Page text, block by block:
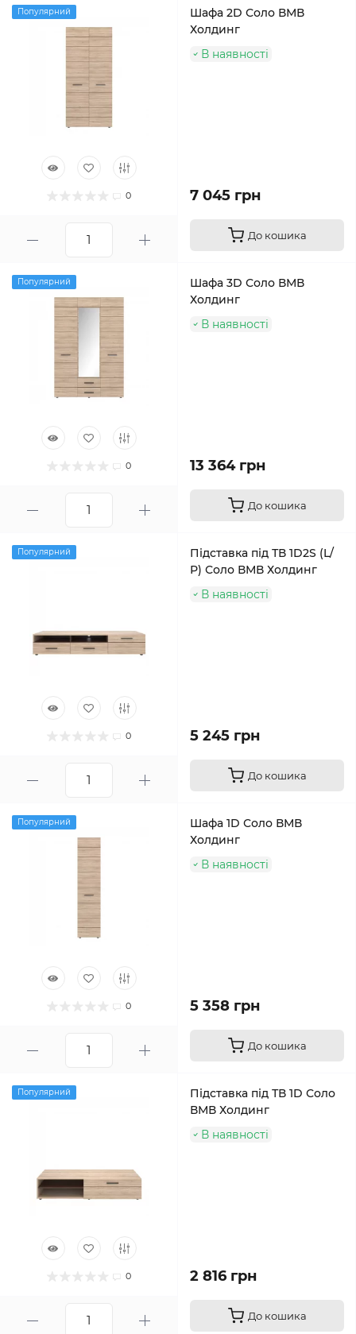
Популярний
0
Шафа 2D Соло ВМВ
Холдинг
В наявності
7 045 грн
До кошика
Популярний
0
Шафа 3D Соло ВМВ
Холдинг
В наявності
13 364 грн
До кошика
Популярний
0
Підставка під ТВ 1D2S (L/
Р) Соло ВМВ Холдинг
В наявності
5 245 грн
До кошика
Популярний
0
Шафа 1D Соло ВМВ
Холдинг
В наявності
5 358 грн
До кошика
Популярний
0
Підставка під ТВ 1D Соло
ВМВ Холдинг
В наявності
2 816 грн
До кошика